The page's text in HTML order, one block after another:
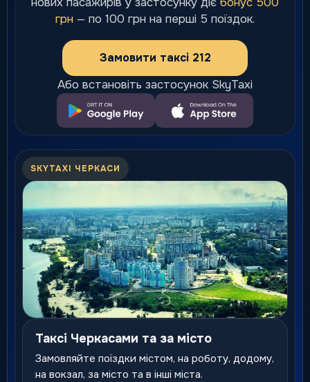
грн — по 100 грн на перші 5 поїздок.
Замовити таксі 212
Або встановіть застосунок SkyTaxi
SKYTAXI ЧЕРКАСИ
Таксі Черкасами та за місто
Замовляйте поїздки містом, на роботу, додому,
на вокзал, за місто та в інші міста.